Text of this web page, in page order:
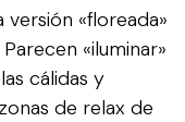
«floreada»
«iluminar»
cálidas y
de relax de